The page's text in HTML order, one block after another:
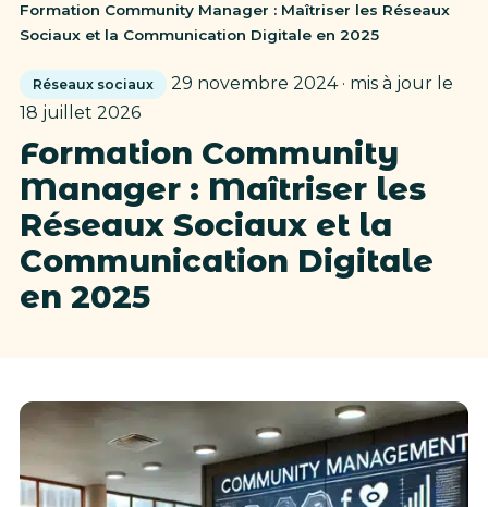
Formation Community Manager : Maîtriser les Réseaux
Sociaux et la Communication Digitale en 2025
Réseaux sociaux
29 novembre 2024 · mis à jour le
18 juillet 2026
Formation Community
Manager : Maîtriser les
Réseaux Sociaux et la
Communication Digitale
en 2025